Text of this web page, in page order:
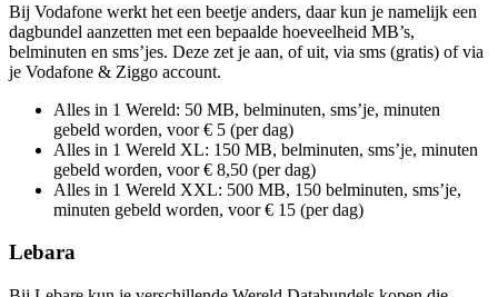
Bij Vodafone werkt het een beetje anders, daar kun je namelijk een
dagbundel aanzetten met een bepaalde hoeveelheid MB’s,
belminuten en sms’jes. Deze zet je aan, of uit, via sms (gratis) of via
je Vodafone & Ziggo account.
Alles in 1 Wereld: 50 MB, belminuten, sms’je, minuten
gebeld worden, voor € 5 (per dag)
Alles in 1 Wereld XL: 150 MB, belminuten, sms’je, minuten
gebeld worden, voor € 8,50 (per dag)
Alles in 1 Wereld XXL: 500 MB, 150 belminuten, sms’je,
minuten gebeld worden, voor € 15 (per dag)
Lebara